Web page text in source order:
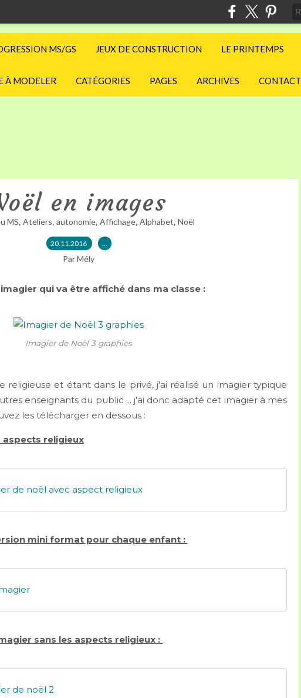
MS/GS JEUX DE CONSTRUCTION LE PRINTEMPS
À MODELER CATÉGORIES PAGES ARCHIVES CONTACT
en images
MS, Ateliers, autonomie, Affichage, Alphabet, Noël
20.11.2016 …
Par Mély
qui va être affiché dans ma classe :
Imagier de Noël 3 graphies
religieuse et étant dans le privé, j'ai réalisé un imagier typique
enseignants du public ... j'ai donc adapté cet imagier à mes
les télécharger en dessous :
aspects religieux
de noël avec aspect religieux
mini format pour chaque enfant :
sans les aspects religieux :
de noël 2